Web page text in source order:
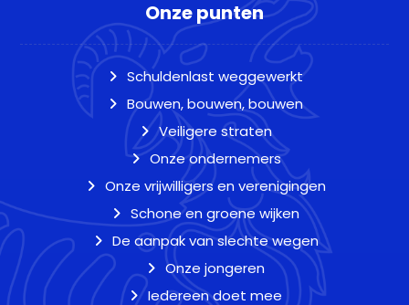
Onze punten
Schuldenlast weggewerkt
Bouwen, bouwen, bouwen
Veiligere straten
Onze ondernemers
Onze vrijwilligers en verenigingen
Schone en groene wijken
De aanpak van slechte wegen
Onze jongeren
Iedereen doet mee